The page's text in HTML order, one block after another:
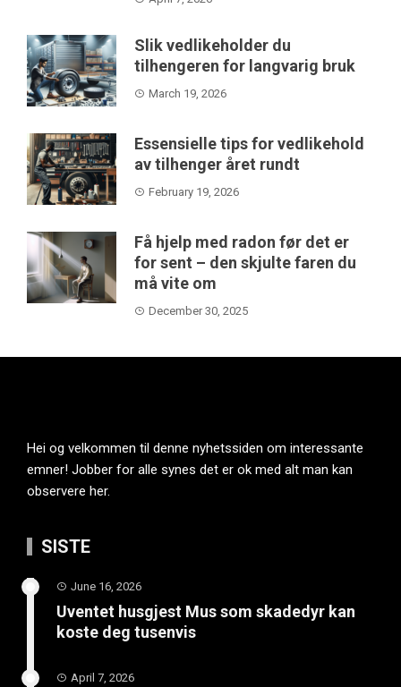
Slik vedlikeholder du
tilhengeren for langvarig bruk
March 19, 2026
Essensielle tips for vedlikehold
av tilhenger året rundt
February 19, 2026
Få hjelp med radon før det er
for sent – den skjulte faren du
må vite om
December 30, 2025
Hei og velkommen til denne nyhetssiden om interessante
emner! Jobber for alle synes det er ok med alt man kan
observere her.
SISTE
June 16, 2026
Uventet husgjest Mus som skadedyr kan
koste deg tusenvis
April 7, 2026